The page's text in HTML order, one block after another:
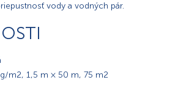
vody a vodných pár.
m2, 1,5 m × 50 m, 75 m2